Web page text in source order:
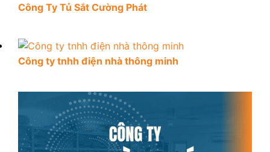
Công Ty Tủ Sắt Cường Phát
Công ty tnhh điện nhà thông minh